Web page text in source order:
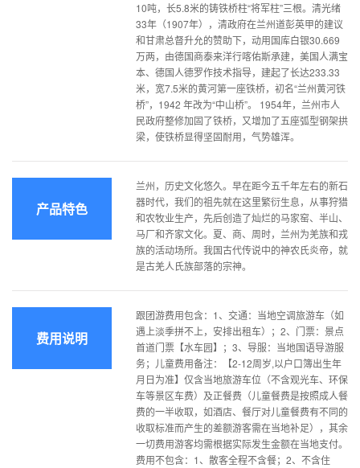
10吨，长5.8米的铸铁桥柱“将军柱”三根。清光绪
33年（1907年），清政府在兰州道彭英甲的建议
和甘肃总督升允的赞助下，动用国库白银30.669
万两，由德国商泰来洋行喀佑斯承建，美国人满宝
本、德国人德罗作技术指导，建起了长达233.33
米，宽7.5米的黄河第一座铁桥，初名“兰州黄河铁
桥”，1942 年改为“中山桥”。 1954年，兰州市人
民政府整修加固了铁桥，又增加了五座弧型钢架拱
梁，使铁桥显得坚固耐用，气势雄浑。
产品特色
兰州，历史文化悠久。早在距今五千年左右的新石
器时代，我们的祖先就在这里繁衍生息，从事狩猎
和农牧业生产，先后创造了灿烂的马家窑、半山、
马厂和齐家文化。夏、商、周时，兰州为羌族和戎
族的活动场所。我国古代传说中的神农氏炎帝，就
是古羌人氏族部落的宗神。
费用说明
跟团游费用包含：1、交通：当地空调旅游车（如
遇上淡季拼不上，安排出租车）；2、门票：景点
首道门票【水车园】；3、导服：当地国语导游服
务；儿童费用备注：【2-12周岁,以户口簿出生年
月日为准】仅含当地旅游车位（不含观光车、环保
车等景区车费）及正餐费（儿童餐费是按照成人餐
费的一半收取，如酒店、餐厅对儿童餐费有不同的
收取标准而产生的差额游客需在当地补足），其余
一切费用游客均需根据实际发生金额在当地支付。
费用不包含：1、散客全程不含餐；2、不含住